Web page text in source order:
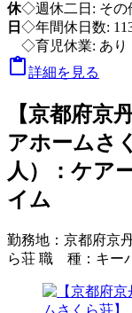
休
日
◇週休二日: その
◇年間休日数:
◇育児休業: あり
詳細を見る
【京都府京
アホームさ
人）：ケア
イム
勤務地： 京都府京
ら荘 職 種： キー